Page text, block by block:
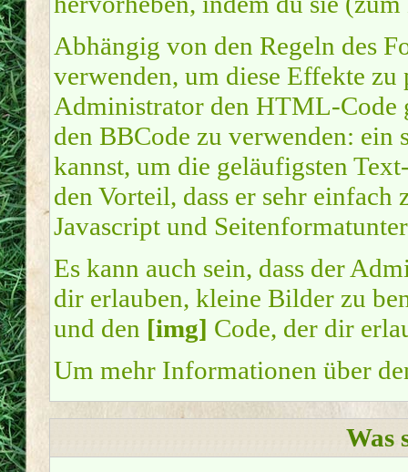
Abhängig von den Regeln des
verwenden, um diese Effekte
Administrator den HTML-Code
den BBCode zu verwenden: ein
kannst, um die geläufigsten
den Vorteil, dass er sehr
Javascript und
Es kann auch sein, dass der
dir erlauben, kleine Bilder zu
und den [img] Code, der dir
Um mehr Informationen über
Was